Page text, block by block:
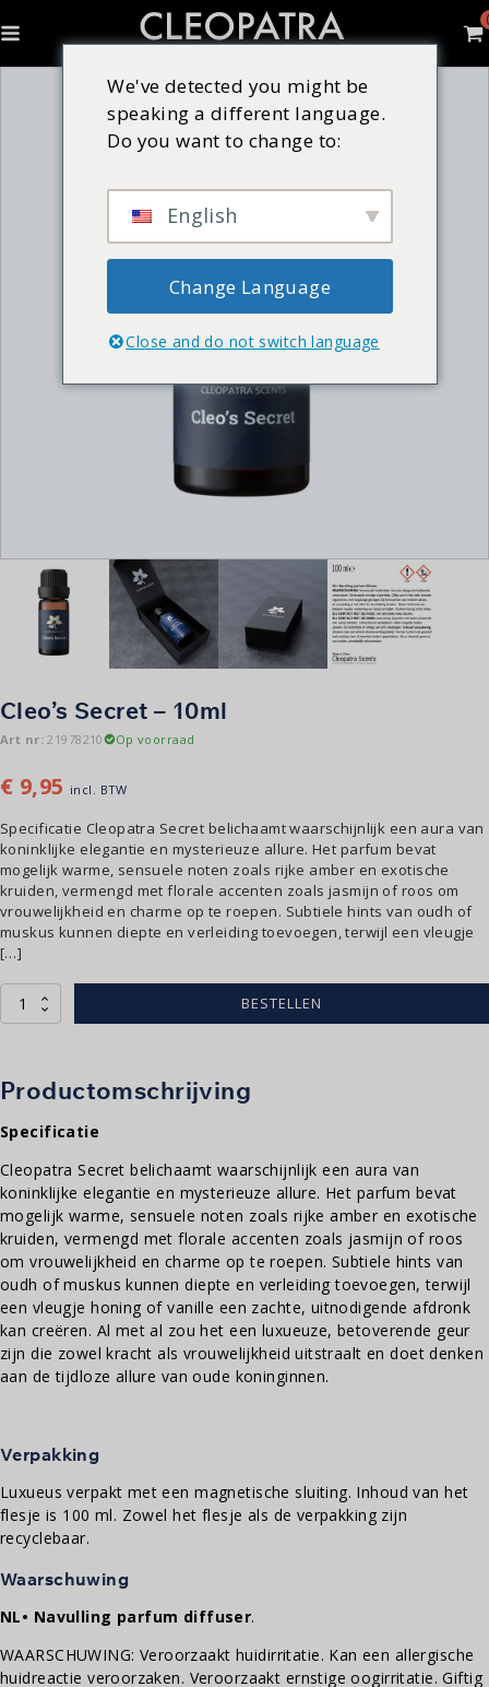
Cleo’s Secret – 10ml
Art nr: 21978210 Op voorraad
€ 9,95 incl. BTW
Specificatie Cleopatra Secret belichaamt waarschijnlijk een aura van
koninklijke elegantie en mysterieuze allure. Het parfum bevat
mogelijk warme, sensuele noten zoals rijke amber en exotische
kruiden, vermengd met florale accenten zoals jasmijn of roos om
vrouwelijkheid en charme op te roepen. Subtiele hints van oudh of
muskus kunnen diepte en verleiding toevoegen, terwijl een vleugje
[…]
Cleo's
Secret
aantal
BESTELLEN
Productomschrijving
Specificatie
Cleopatra Secret belichaamt waarschijnlijk een aura van
koninklijke elegantie en mysterieuze allure. Het parfum bevat
mogelijk warme, sensuele noten zoals rijke amber en exotische
kruiden, vermengd met florale accenten zoals jasmijn of roos
om vrouwelijkheid en charme op te roepen. Subtiele hints van
oudh of muskus kunnen diepte en verleiding toevoegen, terwijl
een vleugje honing of vanille een zachte, uitnodigende afdronk
kan creëren. Al met al zou het een luxueuze, betoverende geur
zijn die zowel kracht als vrouwelijkheid uitstraalt en doet denken
aan de tijdloze allure van oude koninginnen.
Verpakking
Luxueus verpakt met een magnetische sluiting. Inhoud van het
flesje is 100 ml. Zowel het flesje als de verpakking zijn
recyclebaar.
Waarschuwing
NL• Navulling parfum diffuser.
WAARSCHUWING: Veroorzaakt huidirritatie. Kan een allergische
huidreactie veroorzaken. Veroorzaakt ernstige oogirritatie. Giftig
We've detected you might be
speaking a different language.
Do you want to change to:
English
Change Language
Close and do not switch language